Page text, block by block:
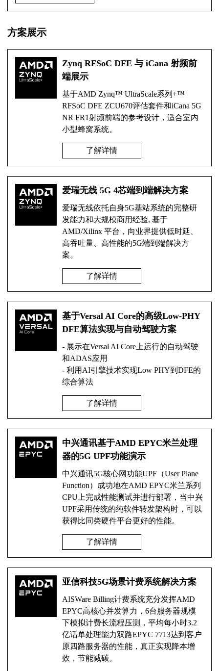
方案展示
Zynq RFSoC DFE 与 iCana 射频前
端展示
基于AMD Zynq™ UltraScale系列+™
RFSoC DFE ZCU670评估套件和iCana 5G
NR FR1射频前端的参考设计，适合室内
小型蜂窝系统。
了解详情
爱瑞无线 5G 4芯端到端解决方案
爱瑞无线依托自身5G基站系统的完整研
发能力和大规模商用经验, 基于
AMD/Xilinx 平台，向业界提供低时延、
高吞吐量、高性能的5G端到端解决方
案。
了解详情
基于Versal AI Core的高级Low-PHY
DFE算法实现与自动驾驶方案
- 展示在Versal AI Core上运行的自动驾驶
和ADAS应用
- 利用AI引擎技术实现Low PHY到DFE的
综合算法
了解详情
中兴通讯基于AMD EPYC米兰处理
器的5G UPF功能演示
中兴通讯5G核心网功能UPF（User Plane
Function）成功地在AMD EPYC米兰系列
CPU上完成性能测试并进行部署，当中兴
UPF采用传统的纯软件转发架构时，可以
获得比同类硬件平台更好的性能。
了解详情
亚信科技5G场景计费系统解决方案
AISWare Billing计费系统充分发挥AMD
EPYC高核心并发算力，6台服务器规模
下模拟计费长流程压测，平均每小时3.2
亿话单处理能力双路EPYC 7713达到客户
原四路服务器的性能，真正实现降本增
效，节能减碳。